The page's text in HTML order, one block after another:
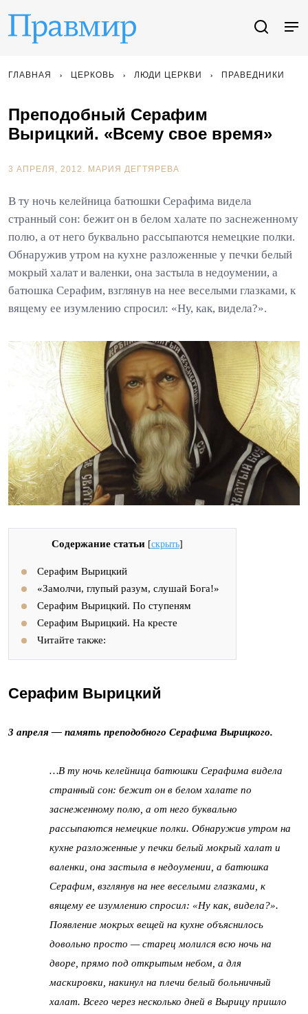
ГЛАВНАЯ ЦЕРКОВЬ ЛЮДИ ЦЕРКВИ ПРАВЕДНИКИ
Преподобный Серафим
Вырицкий. «Всему свое время»
3 АПРЕЛЯ, 2012. МАРИЯ ДЕГТЯРЕВА
В ту ночь келейница батюшки Серафима видела
странный сон: бежит он в белом халате по заснеженному
полю, а от него буквально рассыпаются немецкие полки.
Обнаружив утром на кухне разложенные у печки белый
мокрый халат и валенки, она застыла в недоумении, а
батюшка Серафим, взглянув на нее веселыми глазками, к
вящему ее изумлению спросил: «Ну, как, видела?».
Содержание статьи [скрыть]
Серафим Вырицкий
«Замолчи, глупый разум, слушай Бога!»
Серафим Вырицкий. По ступеням
Серафим Вырицкий. На кресте
Читайте также:
Серафим Вырицкий
3 апреля — память преподобного Серафима Вырицкого.
…В ту ночь келейница батюшки Серафима видела
странный сон: бежит он в белом халате по
заснеженному полю, а от него буквально
рассыпаются немецкие полки. Обнаружив утром на
кухне разложенные у печки белый мокрый халат и
валенки, она застыла в недоумении, а батюшка
Серафим, взглянув на нее веселыми глазками, к
вящему ее изумлению спросил: «Ну как, видела?».
Появление мокрых вещей на кухне объяснилось
довольно просто — старец молился всю ночь на
дворе, прямо под открытым небом, а для
маскировки, накинул на плечи белый больничный
халат. Всего через несколько дней в Вырицу пришло